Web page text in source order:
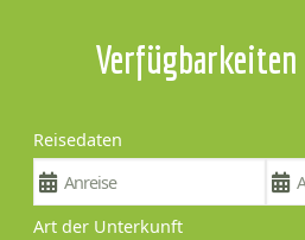
Verfügbarkeiten
Reisedaten
Art der Unterkunft